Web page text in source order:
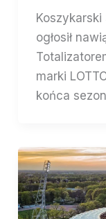
Koszykarski
ogłosił
marki
końca